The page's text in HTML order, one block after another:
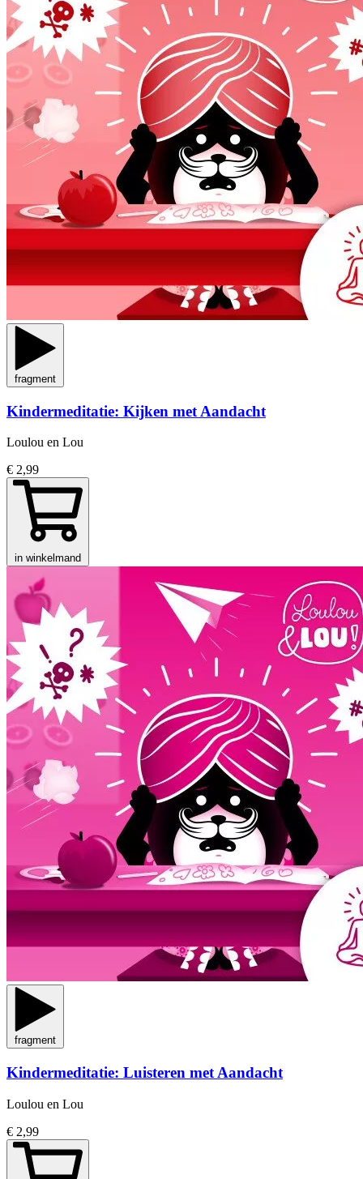
fragment
Kindermeditatie: Kijken met Aandacht
Loulou en Lou
€ 2,99
in winkelmand
fragment
Kindermeditatie: Luisteren met Aandacht
Loulou en Lou
€ 2,99